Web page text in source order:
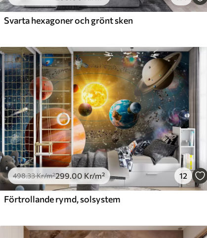
725.00435.00Kr/m²
Svarta hexagoner och grönt sken
498.33Kr/m²299.00 Kr/m² 12
Förtrollande rymd, solsystem